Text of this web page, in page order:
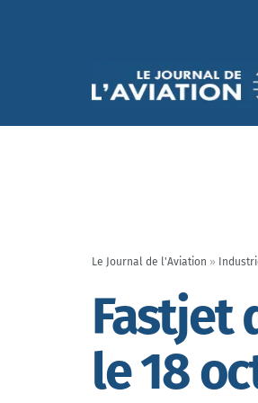
Le Journal de l'Aviation »
Fastjet
le 18